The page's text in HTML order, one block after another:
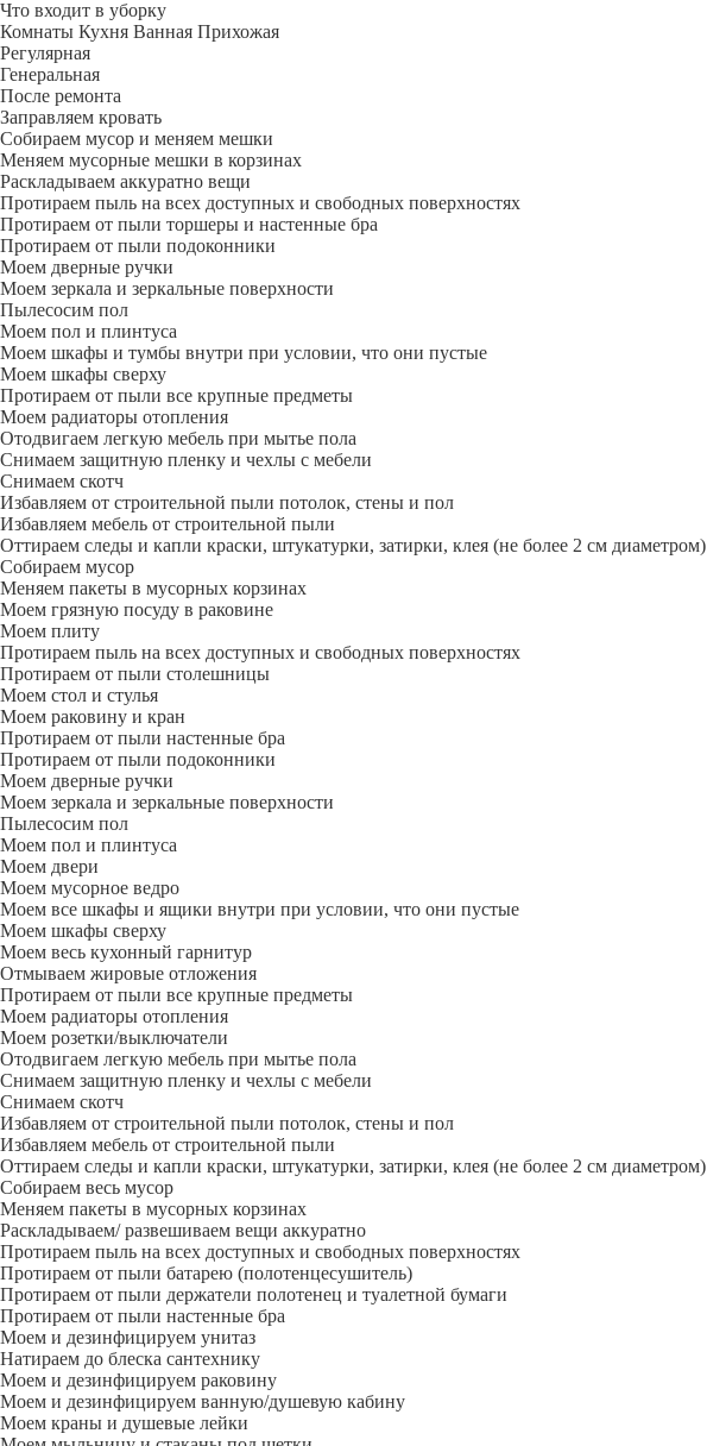
Что входит в уборку
Регу­лярная
Гене­ральная
После ремонта
Заправляем кровать
Собираем мусор и меняем мешки
Меняем мусорные мешки в корзинах
Раскладываем аккуратно вещи
Протираем пыль на всех доступных и свободных поверхностях
Протираем от пыли торшеры и настенные бра
Протираем от пыли подоконники
Моем дверные ручки
Моем зеркала и зеркальные поверхности
Пылесосим пол
Моем пол и плинтуса
Моем шкафы и тумбы внутри при условии, что они пустые
Моем шкафы сверху
Протираем от пыли все крупные предметы
Моем радиаторы отопления
Отодвигаем легкую мебель при мытье пола
Снимаем защитную пленку и чехлы с мебели
Снимаем скотч
Избавляем от строительной пыли потолок, стены и пол
Избавляем мебель от строительной пыли
Оттираем следы и капли краски, штукатурки, затирки, клея (не более 2 см диаметром)
Собираем мусор
Меняем пакеты в мусорных корзинах
Моем грязную посуду в раковине
Моем плиту
Протираем пыль на всех доступных и свободных поверхностях
Протираем от пыли столешницы
Моем стол и стулья
Моем раковину и кран
Протираем от пыли настенные бра
Протираем от пыли подоконники
Моем дверные ручки
Моем зеркала и зеркальные поверхности
Пылесосим пол
Моем пол и плинтуса
Моем двери
Моем мусорное ведро
Моем все шкафы и ящики внутри при условии, что они пустые
Моем шкафы сверху
Моем весь кухонный гарнитур
Отмываем жировые отложения
Протираем от пыли все крупные предметы
Моем радиаторы отопления
Моем розетки/выключатели
Отодвигаем легкую мебель при мытье пола
Снимаем защитную пленку и чехлы с мебели
Снимаем скотч
Избавляем от строительной пыли потолок, стены и пол
Избавляем мебель от строительной пыли
Оттираем следы и капли краски, штукатурки, затирки, клея (не более 2 см диаметром)
Собираем весь мусор
Меняем пакеты в мусорных корзинах
Раскладываем/ развешиваем вещи аккуратно
Протираем пыль на всех доступных и свободных поверхностях
Протираем от пыли батарею (полотенцесушитель)
Протираем от пыли держатели полотенец и туалетной бумаги
Протираем от пыли настенные бра
Моем и дезинфицируем унитаз
Натираем до блеска сантехнику
Моем и дезинфицируем раковину
Моем и дезинфицируем ванную/душевую кабину
Моем краны и душевые лейки